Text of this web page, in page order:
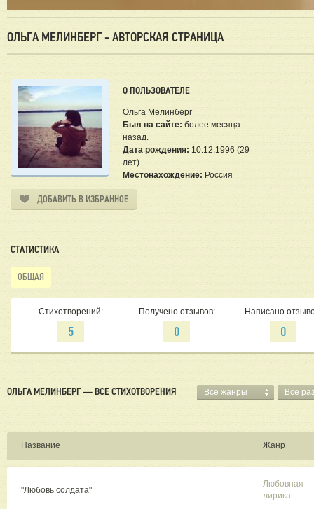
ОЛЬГА МЕЛИНБЕРГ - АВТОРСКАЯ СТРАНИЦА
О ПОЛЬЗОВАТЕЛЕ
Ольга Мелинберг
Был на сайте: более месяца
назад.
Дата рождения: 10.12.1996 (29
лет)
Местонахождение: Россия
ДОБАВИТЬ В ИЗБРАННОЕ
СТАТИСТИКА
ОБЩАЯ
Стихотворений:
5
Получено отзывов:
0
Написано
0
ОЛЬГА МЕЛИНБЕРГ — ВСЕ СТИХОТВОРЕНИЯ Все жанры Все
Название Жанр
"Любовь солдата"
Любовная
лирика